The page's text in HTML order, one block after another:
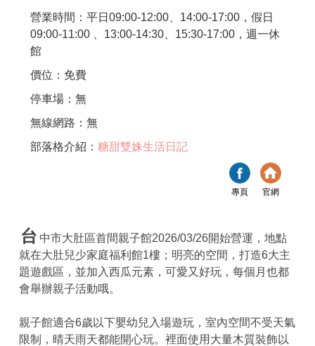
營業時間：平日09:00-12:00、14:00-17:00，假日
09:00-11:00 、13:00-14:30、15:30-17:00，週一休
館
價位：免費
停車場：無
無線網路：無
部落格介紹： 糖甜雙姝生活日記
專頁 官網
台 中市大肚區首間親子館2026/03/26開始營運，地點
就在大肚兒少家庭福利館1樓；明亮的空間，打造6大主
題遊戲區，並加入西瓜元素，可愛又好玩，每個月也都
會舉辦親子活動哦。
親子館適合6歲以下嬰幼兒入場遊玩，室內空間不受天氣
限制，晴天雨天都能開心玩。裡面使用大量木質裝飾以